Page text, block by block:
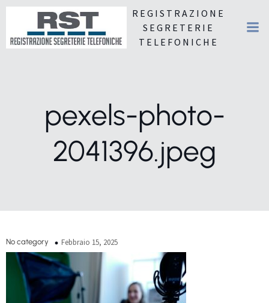
REGISTRAZIONE
SEGRETERIE
TELEFONICHE
pexels-photo-
2041396.jpeg
No category Febbraio 15, 2025